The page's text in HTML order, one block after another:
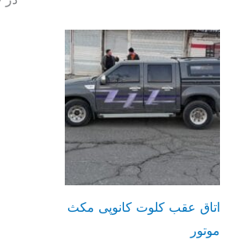
اتاق عقب کلوت کانوپی مکث
موتور